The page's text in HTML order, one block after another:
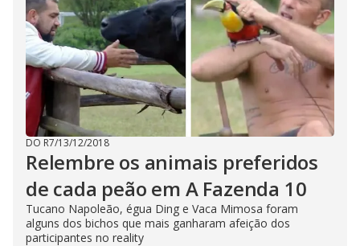
DO R7/13/12/2018
Relembre os animais preferidos
de cada peão em A Fazenda 10
Tucano Napoleão, égua Ding e Vaca Mimosa foram
alguns dos bichos que mais ganharam afeição dos
participantes no reality